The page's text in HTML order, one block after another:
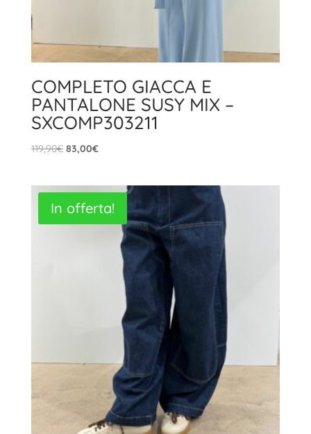
COMPLETO GIACCA E
PANTALONE SUSY MIX –
SXCOMP303211
119,90€ Il
era:
119,90€.
83,00€Il
è:
83,00€.
In offerta!